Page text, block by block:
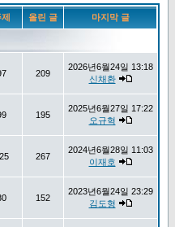
올린 글 마지막 글
209
2026년6월24일 13:18
신채환
195
2025년6월27일 17:22
오규혁
267
2024년6월28일 11:03
이재호
152
2023년6월24일 23:29
김도형